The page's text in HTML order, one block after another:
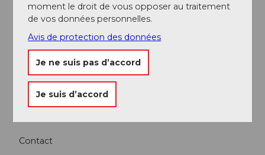
Evénement
Contact
moment le droit de vous opposer au traitement
de vos données personnelles.
Avis de protection des données
Je ne suis pas d’accord
Je suis d’accord